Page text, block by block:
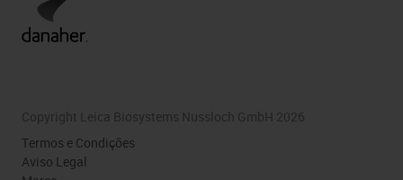
Copyright Leica Biosystems Nussloch GmbH 2026
Termos e Condições
Aviso Legal